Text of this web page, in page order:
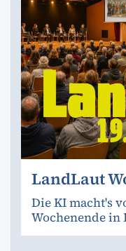
LandLaut
Die KI macht's
Wochenende in